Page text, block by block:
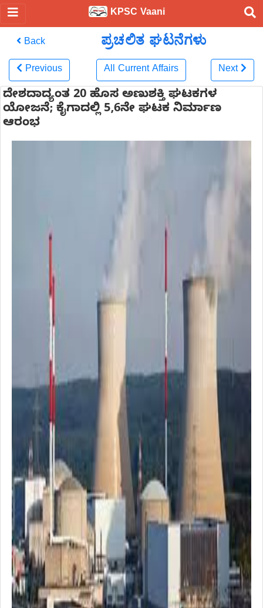
KPSC Vaani
Back ಪ್ರಚಲಿತ ಘಟನೆಗಳು
Previous All Current Affairs Next
ದೇಶದಾದ್ಯಂತ 20 ಹೊಸ ಅಣುಶಕ್ತಿ ಘಟಕಗಳ
ಯೋಜನೆ; ಕೈಗಾದಲ್ಲಿ 5,6ನೇ ಘಟಕ ನಿರ್ಮಾಣ
ಆರಂಭ